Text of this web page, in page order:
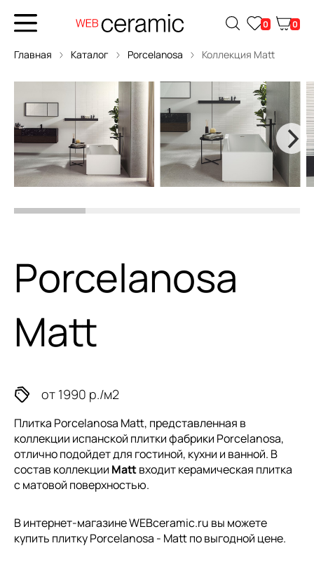
0 0
Главная Каталог Porcelanosa Коллекция Matt
Porcelanosa
Matt
от 1990 р./м2
Плитка Porcelanosa Matt, представленная в
коллекции испанской плиткифабрики Porcelanosa,
отлично подойдет для гостиной, кухни и ванной. В
состав коллекции Mattвходит керамическая плитка
с матовой поверхностью.
В интернет-магазине WEBceramic.ru вы можете
купить плитку Porcelanosa - Matt по выгодной цене.